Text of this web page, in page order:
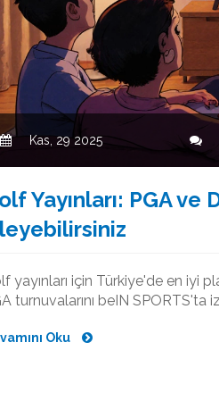
Kas, 29 2025
Yayınları: PGA
yayınları için Türkiye'de en iyi
turnuvalarını beIN
Oku